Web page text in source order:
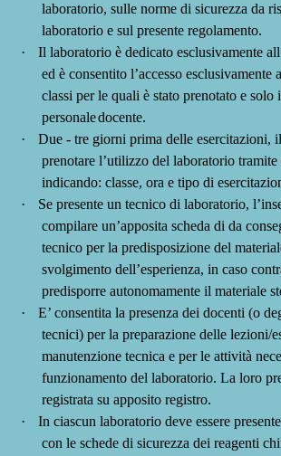
laboratorio, sulle norme di sicurezza da
laboratorio e sul presente regolamento.
·
Il laboratorio è dedicato esclusivamente
ed è consentito l’accesso esclusivamente
classi per le quali è stato prenotato e solo
personaledocente.
·
Due - tre giorni prima delle esercitazioni,
prenotare l’utilizzo del laboratorio
indicando: classe, ora e tipo di
·
Se presenteun tecnico di laboratorio,
compilare un’apposita scheda di da
tecnico per la predisposizione del
svolgimento dell’esperienza, in caso
predisporre autonomamente il materiale
·
E’ consentita la presenza dei docenti (o
tecnici) per la preparazione delle lezioni/
manutenzione tecnica e per le attività
funzionamento del laboratorio. La loro
registrata su apposito registro.
·
In ciascun laboratorio deve essere
con le schede di sicurezza dei reagenti